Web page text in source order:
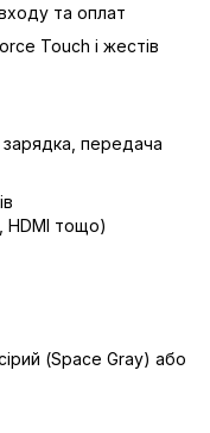
та оплат
Touch і жестів
передача
HDMI тощо)
(Space Gray) або